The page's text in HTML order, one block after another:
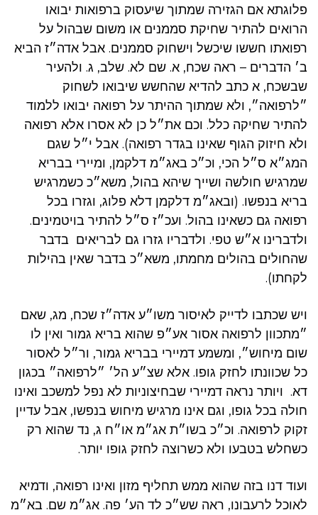
פלוגתא אם הגזירה שמתוך שיעסוק ברפואות יבואו
הרואים להתיר שחיקת סממנים או משום שבהול על
רפואתו חששו שיכשל וישחוק סממנים. אבל אדה״ז הביא
ב׳ הדברים – ראה שכח, א. שם לא. שלב, ג. ולהעיר
שבשכח, א כתב להדיא שהחשש שיבואו לשחוק
״לרפואה״, ולא שמתוך ההיתר על רפואה יבואו ללמוד
להתיר שחיקה כלל. וכם את״ל כן לא אסרו אלא רפואה
ולא חיזוק הגוף שאינו בגדר רפואה). אבל י״ל שגם
המג״א ס״ל הכי, וכ״כ באג״מ דלקמן, ומיירי בבריא
שמרגיש חולשה ושייך שיהא בהול, משא״כ כשמרגיש
בריא בנפשו. (ובאג״מ דלקמן דלא פלוג, וגזרו בכל
רפואה גם כשאינו בהול. ועכ״ז ס״ל להתיר בויטמינים.
ולדברינו א״ש טפי. ולדבריו גזרו גם לבריאים בדבר
שהחולים בהולים מחמתו, משא״כ בדבר שאין בהילות
לקחתו).
ויש שכתבו לדייק לאיסור משו״ע אדה״ז שכח, מג, שאם
״מתכוון לרפואה אסור אע״פ שהוא בריא גמור ואין לו
שום מיחוש״, ומשמע דמיירי בבריא גמור, ור״ל לאסור
כל שכוונתו לחזק גופו. אלא שצ״ע הל׳ ״לרפואה״ בכגון
דא. ויותר נראה דמיירי שבחיצוניות לא נפל למשכב ואינו
חולה בכל גופו, וגם אינו מרגיש מיחוש בנפשו, אבל עדיין
זקוק לרפואה. וכ״כ בשו״ת אג״מ או״ח ג, נד שהוא רק
כשחלש בטבעו ולא כשרוצה לחזק גופו יותר.
ועוד דנו בזה שהוא ממש תחליף מזון ואינו רפואה, ודמיא
לאוכל לרעבונו, ראה שש״כ לד הע׳ פה. אג״מ שם. בא״מ